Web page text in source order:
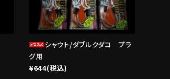
シャウト/ダブルクダコ プラ
グ用
¥644(税込)